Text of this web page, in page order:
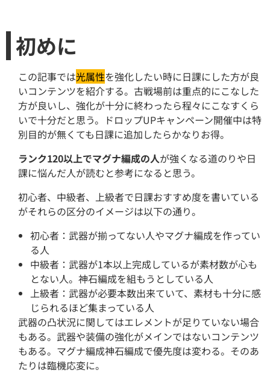
初めに
この記事では光属性を強化したい時に日課にした方が良
いコンテンツを紹介する。古戦場前は重点的にこなした
方が良いし、強化が十分に終わったら程々にこなすくら
いで十分だと思う。ドロップUPキャンペーン開催中は特
別目的が無くても日課に追加したらかなりお得。
ランク120以上でマグナ編成の人が強くなる道のりや日
課に悩んだ人が読むと参考になると思う。
初心者、中級者、上級者で日課おすすめ度を書いている
がそれらの区分のイメージは以下の通り。
初心者：武器が揃ってない人やマグナ編成を作ってい
る人
中級者：武器が1本以上完成しているが素材数が心も
とない人。神石編成を組もうとしている人
上級者：武器が必要本数出来ていて、素材も十分に感
じられるほど集まっている人
武器の凸状況に関してはエレメントが足りていない場合
もある。武器や装備の強化がメインではないコンテンツ
もある。マグナ編成神石編成で優先度は変わる。そのあ
たりは臨機応変に。